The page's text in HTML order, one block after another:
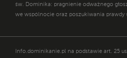
św. Dominika: pragnienie odważnego
we wspólnocie oraz poszukiwania prawdy
Info.dominikanie.pl na podstawie art. 25